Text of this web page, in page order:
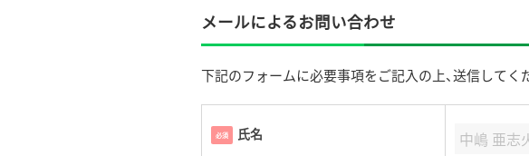
メールによるお問い合わせ
下記のフォームに必要事項をご記入の上、送信してく
必須 氏名